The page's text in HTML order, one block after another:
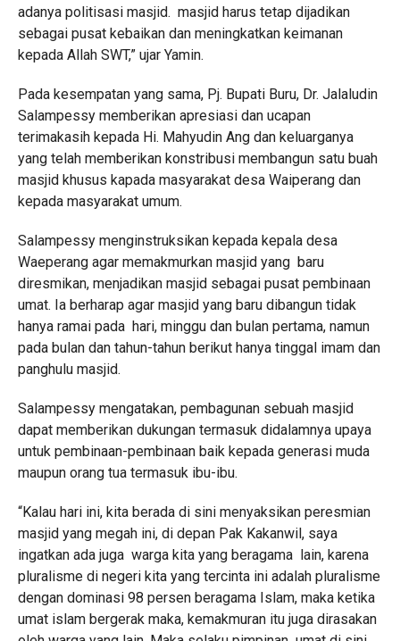
adanya politisasi masjid. masjid harus tetap dijadikan
sebagai pusat kebaikan dan meningkatkan keimanan
kepada Allah SWT,” ujar Yamin.
Pada kesempatan yang sama, Pj. Bupati Buru, Dr. Jalaludin
Salampessy memberikan apresiasi dan ucapan
terimakasih kepada Hi. Mahyudin Ang dan keluarganya
yang telah memberikan konstribusi membangun satu buah
masjid khusus kapada masyarakat desa Waiperang dan
kepada masyarakat umum.
Salampessy menginstruksikan kepada kepala desa
Waeperang agar memakmurkan masjid yang baru
diresmikan, menjadikan masjid sebagai pusat pembinaan
umat. Ia berharap agar masjid yang baru dibangun tidak
hanya ramai pada hari, minggu dan bulan pertama, namun
pada bulan dan tahun-tahun berikut hanya tinggal imam dan
panghulu masjid.
Salampessy mengatakan, pembagunan sebuah masjid
dapat memberikan dukungan termasuk didalamnya upaya
untuk pembinaan-pembinaan baik kepada generasi muda
maupun orang tua termasuk ibu-ibu.
“Kalau hari ini, kita berada di sini menyaksikan peresmian
masjid yang megah ini, di depan Pak Kakanwil, saya
ingatkan ada juga warga kita yang beragama lain, karena
pluralisme di negeri kita yang tercinta ini adalah pluralisme
dengan dominasi 98 persen beragama Islam, maka ketika
umat islam bergerak maka, kemakmuran itu juga dirasakan